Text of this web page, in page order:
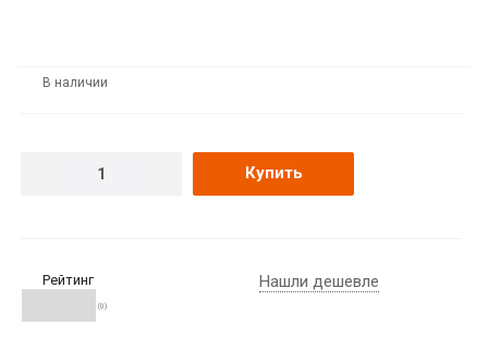
В наличии
Купить
Рейтинг
(0)
Нашли дешевле